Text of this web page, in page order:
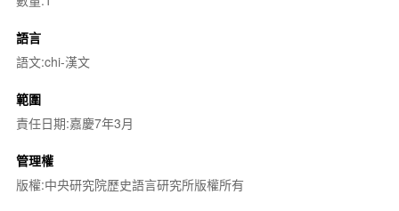
語言
語文:chi-漢文
範圍
責任日期:嘉慶7年3月
管理權
版權:中央研究院歷史語言研究所版權所有